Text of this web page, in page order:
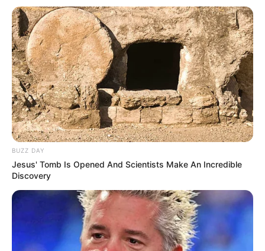
BUZZ DAY
Jesus' Tomb Is Opened And Scientists Make An Incredible
Discovery